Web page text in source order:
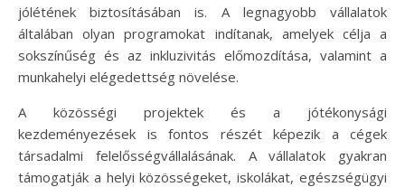
jólétének biztosításában is. A legnagyobb vállalatok
általában olyan programokat indítanak, amelyek célja a
sokszínűség és az inkluzivitás előmozdítása, valamint a
munkahelyi elégedettség növelése.
A közösségi projektek és a jótékonysági
kezdeményezések is fontos részét képezik a cégek
társadalmi felelősségvállalásának. A vállalatok gyakran
támogatják a helyi közösségeket, iskolákat, egészségügyi